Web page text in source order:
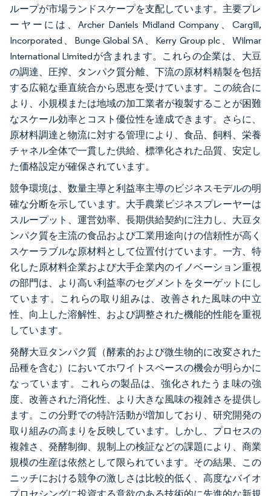
ループが市場ランドスケープを支配しています。主要プレ
ーヤーには、Archer Daniels Midland Company、Cargill,
Incorporated、Bunge Global SA、Kerry Group plc、Wilmar
International Limitedが含まれます。これらの企業は、大豆
の調達、圧搾、タンパク質分離、下流の原材料精製を包括
する広範な垂直統合から恩恵を受けています。この統合に
より、小規模または地域の加工業者が複製することが困難
なスケール効率とコスト優位性を達成できます。さらに、
原材料調達と物流に対する管理により、食品、飼料、栄養
チャネル全体で一貫した供給、標準化された品質、安定し
た価格設定が確保されています。
競争環境は、数量主導と利益率主導のビジネスモデルの明
確な分断を示しています。大手農業ビジネスプレーヤーは
スループット、運営効率、長期供給契約に注力し、大豆タ
ンパク質を主流の食品および工業用途向けの信頼性が高く
スケーラブルな原材料として位置付けています。一方、特
化した原材料企業および大手企業内のイノベーション重視
の部門は、より高い利益率のセグメントをターゲットにし
ています。これらの取り組みは、改善された風味の中立
性、向上した溶解性、および調整された機能的性能を重視
しています。
発酵大豆タンパク質（酵素的および微生物的に改変された
品種を含む）においてホワイトスペースの機会が明らかに
なっています。これらの製品は、強化されたうま味の強
度、改善された消化性、より大きな風味の複雑さを提供し
ます。この分野での特許活動が増加しており、研究開発の
取り組みの高まりを反映しています。しかし、プロセスの
複雑さ、発酵制御、規制上の検証などの課題により、商業
規模の生産は依然として限られています。その結果、この
ニッチにおける競争の激しさは比較的低く、高度なバイオ